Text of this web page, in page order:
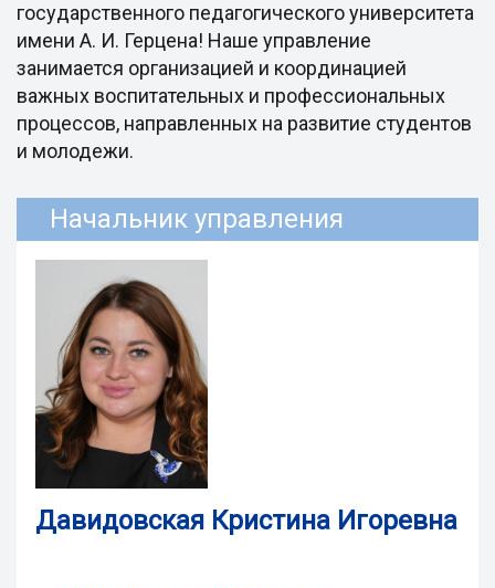
государственного педагогического университета
имени А. И. Герцена! Наше управление
занимается организацией и координацией
важных воспитательных и профессиональных
процессов, направленных на развитие студентов
и молодежи.
Начальник управления
Давидовская Кристина Игоревна